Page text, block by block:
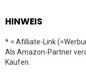
HINWEIS
* = Afilliate-Link
Als Amazon-Partner
Käufen.